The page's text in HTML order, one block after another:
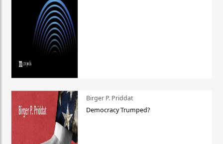
Birger P. Priddat
Democracy Trumped?